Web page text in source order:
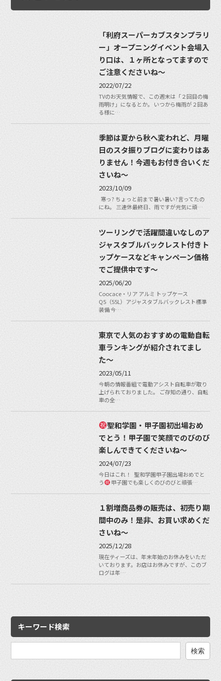
「利府スーパーカブスタンプラリ
ー」オープニングイベント会場入
り口は、１ヶ所となってますので
ご注意くださいね〜
2022/07/22
TVのお天気情報で、この週末は「２回目の梅
雨明け」になるとか。 いつから梅雨が２回あ
る様に…
季節は夏から秋へ変われど、月曜
日のスタ振りブログに変わりはあ
りません！今週もお付き合いくだ
さいね〜
2023/10/09
寒っ? ちょっと前まで暑い暑い?言ってたの
にね。 三連休最終日、雨ですが元気に頑…
ツーリングで活躍間違いなしのア
ジャスタブルバックレスト付きト
ップケースなどキャンペーン価格
でご提供中です〜
2025/06/20
Coocace・リア アルミ トップケース
Q5（55L）アジャスタブルバックレスト標準
装備 今…
東京で人気のおすすめの電動自転
車ランキングが紹介されてまし
た〜
2023/05/11
今朝の情報番組で電動アシスト自転車が取り
上げられておりました。 ご存知の通り、自転
車の全…
聖和学園・甲子園初出場おめ
でとう！甲子園で笑顔でのびのび
楽しんできてくださいね〜
2024/07/23
今日はこれ！ 聖和学園甲子園出場おめでと
う
甲子園でも楽しくのびのびと頑張…
１割増商品券の販売は、初売り期
間中のみ！是非、お買い求めくだ
さいね〜
2025/12/28
現在ティーズは、年末年始のお休みをいただ
いております。お店はお休みですが、このブ
ログは年…
キーワード検索